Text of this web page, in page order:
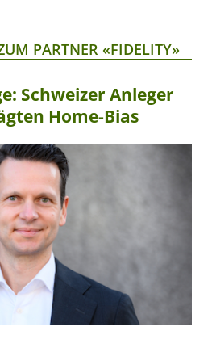
PARTNER «FIDELITY»
Schweizer Anleger
Home-Bias